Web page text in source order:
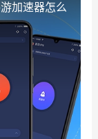
加速器怎么